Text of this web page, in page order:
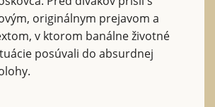
originálnym prejavom a
v ktorom banálne životné
posúvali do absurdnej